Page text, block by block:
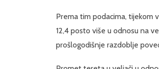
Prema tim podacima, tijekom
12,4 posto više u odnosu na
prošlogodišnje razdoblje